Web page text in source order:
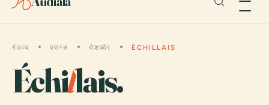
गंतव्य फ़्रान्स रोशफोर ÉCHILLAIS
Échillais.